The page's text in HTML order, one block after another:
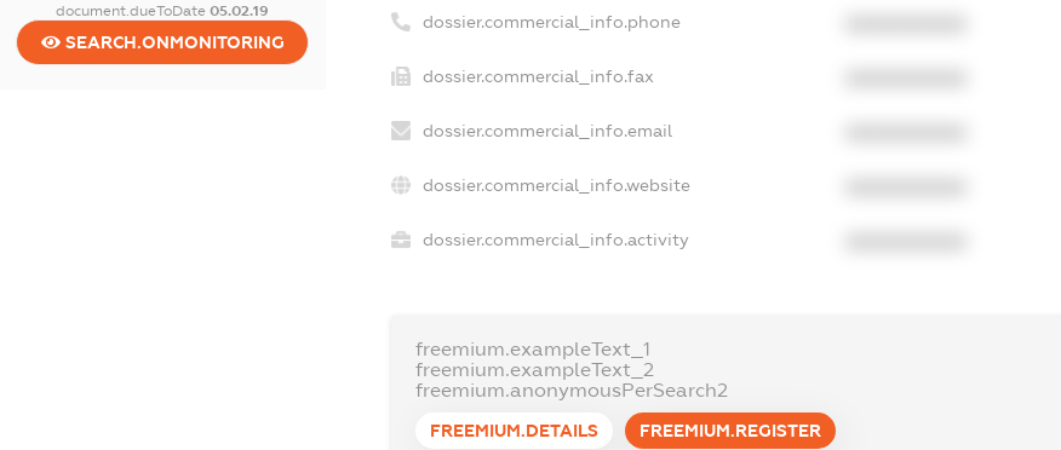
document.dueToDate05.02.19
SEARCH.ONMONITORING
dossier.commercial_info.phone
dossier.commercial_info.fax
dossier.commercial_info.email
dossier.commercial_info.website
dossier.commercial_info.activity
freemium.exampleText_1
freemium.exampleText_2
freemium.anonymousPerSearch2
FREEMIUM.DETAILS FREEMIUM.REGISTER